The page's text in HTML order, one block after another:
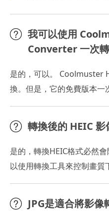
我可以使用
Converter 一次
是的，可以。 Coolmuster
換。但是，它的免費版本一
轉換後的 HEIC
是的，轉換HEIC格式必然
以使用轉換工具來控制畫質
JPG是適合將影像